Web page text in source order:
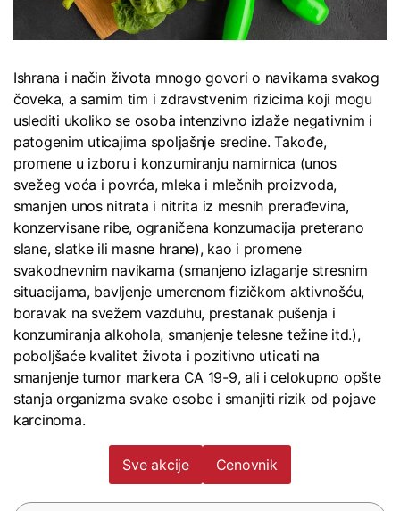
Ishrana i način života mnogo govori o navikama svakog
čoveka, a samim tim i zdravstvenim rizicima koji mogu
uslediti ukoliko se osoba intenzivno izlaže negativnim i
patogenim uticajima spoljašnje sredine. Takođe,
promene u izboru i konzumiranju namirnica (unos
svežeg voća i povrća, mleka i mlečnih proizvoda,
smanjen unos nitrata i nitrita iz mesnih prerađevina,
konzervisane ribe, ograničena konzumacija preterano
slane, slatke ili masne hrane), kao i promene
svakodnevnim navikama (smanjeno izlaganje stresnim
situacijama, bavljenje umerenom fizičkom aktivnošću,
boravak na svežem vazduhu, prestanak pušenja i
konzumiranja alkohola, smanjenje telesne težine itd.),
poboljšaće kvalitet života i pozitivno uticati na
smanjenje tumor markera CA 19-9, ali i celokupno opšte
stanja organizma svake osobe i smanjiti rizik od pojave
karcinoma.
Sve akcije Cenovnik